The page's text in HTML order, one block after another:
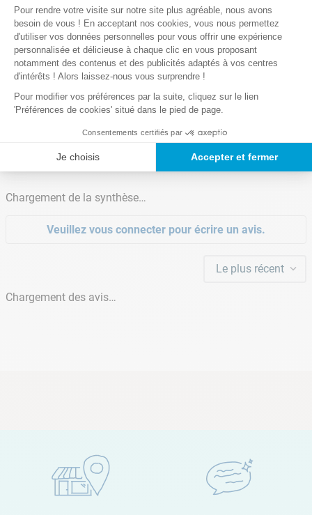
Lire la suite
0,2 Kg
Notre satisfaction, la votre
Avis clients
Chargement de la synthèse…
Veuillez vous connecter pour écrire un avis.
Le plus récent
Chargement des avis…
Plateforme de Gestion du
Pour rendre votre visite sur notre site plus agréable, nous avons
besoin de vous ! En acceptant nos cookies, vous nous permettez
d'utiliser vos données personnelles pour vous offrir une expérience
personnalisée et délicieuse à chaque clic en vous proposant
notamment des contenus et des publicités adaptés à vos centres
d'intérêts ! Alors laissez-nous vous surprendre !
Pour modifier vos préférences par la suite, cliquez sur le lien
'Préférences de cookies' situé dans le pied de page.
Consentements certifiés par
Je choisis Accepter et fermer
Axeptio consent